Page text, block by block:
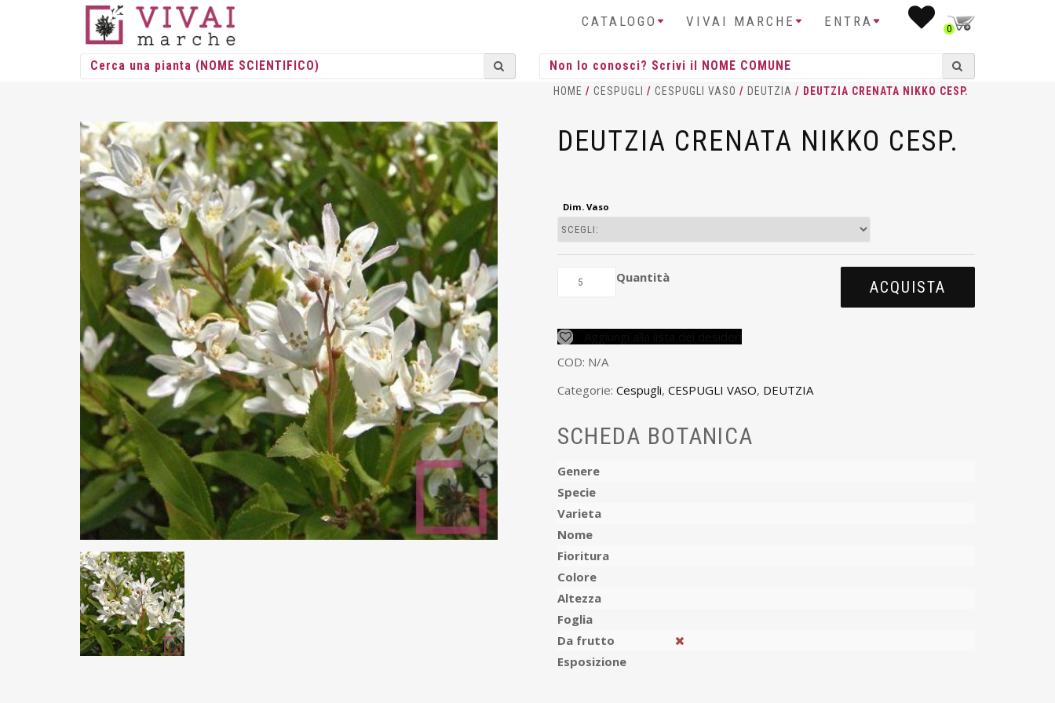
CATALOGO VIVAI MARCHE ENTRA 0
HOME / CESPUGLI / CESPUGLI VASO / DEUTZIA / DEUTZIA CRENATA NIKKO CESP.
DEUTZIA CRENATA NIKKO CESP.
Dim. Vaso
Quantità
ACQUISTA
COD: N/A
Categorie: Cespugli, CESPUGLI VASO, DEUTZIA
SCHEDA BOTANICA
Genere
Specie
Varieta
Nome
Fioritura
Colore
Altezza
Foglia
Da frutto
Esposizione